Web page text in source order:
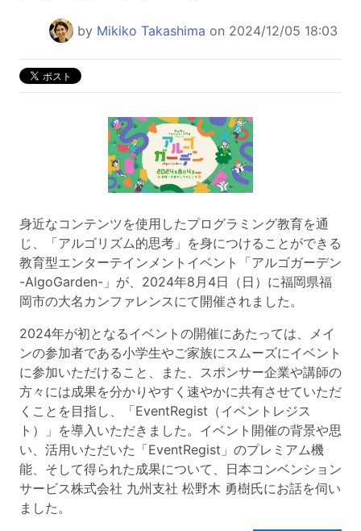
by Mikiko Takashima on 2024/12/05 18:03
身近なコンテンツを使用したプログラミング教育を通
じ、「アルゴリズム的思考」を身につけることができる
教育型エンターテインメントイベント「アルゴガーデン
-AlgoGarden- 」が、2024年8月4日（日）に福岡県福
岡市の大名カンファレンスにて開催されました。
2024年が初となるイベントの開催にあたっては、メイ
ンの参加者である小学生やご家族にスムーズにイベント
に参加いただけること、また、スポンサー企業や講師の
方々には成果を分かりやすく速やかに共有させていただ
くことを目指し、「EventRegist（イベントレジス
ト）」を導入いただきました。イベント開催の背景や思
い、活用いただいた「EventRegist」のプレミアム機
能、そして得られた成果について、日本コンベンション
サービス株式会社 九州支社 松野木 勇樹氏にお話を伺い
ました。